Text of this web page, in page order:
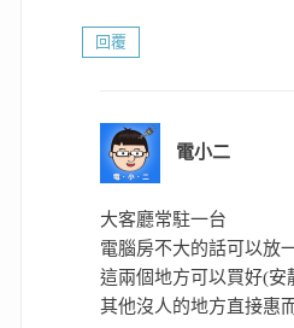
回覆
電小二
大客廳常駐一台
電腦房不大的話可以放
這兩個地方可以買好(安
其他沒人的地方直接惠